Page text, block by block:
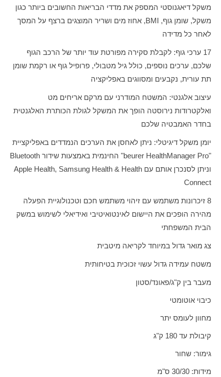
משקל דיאגנוסטי המספק את מדדי הבריאות החשובים ביותר כגון
משקל, שומן גוף, BMI, אחוז מים ושריר המוצגים ברצף על המסך
לאחר כל מדידה
17 ערכי גוף: לקבלת סקירה מפורטת עוד יותר של הרכב הגוף
שלכם, ערכים נוספים, כולל גיל מטבולי, פרופיל גוף או רקמת שומן
תת עורית, נקבעים ומסווגים באפליקציה
עיצוב אלגנטי: המשטח המודרני עם מרקם אריחים מט
ואלקטרודות נירוסטה הופך את המשקל לגולת הכותרת האלגנטית
בחדר האמבטיה שלכם
יומן משקל דיגיטלי: ניתן לאחסן את הערכים הנמדדים באפליקציית
"
beurer HealthManager Pro" החינמית באמצעות שידור Bluetooth
וניתן לסנכרן אותם עם Apple Health, Samsung Health & Health
Connect
8 זיכרונות משתמש עם זיהוי משתמש חכם וטכנולוגיית הפעלה
מהירה הופכים את היישום לאינטואיטיבי ואידיאלי לשימוש במשק
הבית המשפחתי
צג מואר גדול במיוחד לקריאה מיטבית
משטח עמידה גדול עשוי זכוכית בטיחותית
מעבר בין ק"ג/פאונד/סטון
כיבוי אוטומטי
מחוון לעומס יתר
קיבולת עד 180 ק"ג
גימור: שחור
מידות: 30/30 ס"מ